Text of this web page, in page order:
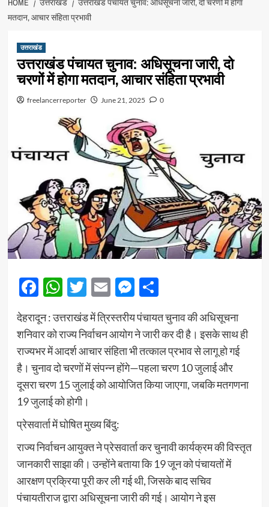
HOME उत्तराखंड
उत्तराखंड पंचायत चुनाव: अधिसूचना जारी, दो चरणों में होगा
मतदान, आचार संहिता प्रभावी
उत्तराखंड
उत्तराखंड पंचायत चुनाव: अधिसूचना जारी, दो
चरणों में होगा मतदान, आचार संहिता प्रभावी
freelancerreporter June 21, 2025 0
Facebook
WhatsApp
Twitter
EmailMessenger
Share
देहरादून : उत्तराखंड में त्रिस्तरीय पंचायत चुनाव की अधिसूचना
शनिवार को राज्य निर्वाचन आयोग ने जारी कर दी है। इसके साथ ही
राज्यभर में आदर्श आचार संहिता भी तत्काल प्रभाव से लागू हो गई
है। चुनाव दो चरणों में संपन्न होंगे—पहला चरण 10 जुलाई और
दूसरा चरण 15 जुलाई को आयोजित किया जाएगा, जबकि मतगणना
19 जुलाई को होगी।
प्रेसवार्ता में घोषित मुख्य बिंदु:
राज्य निर्वाचन आयुक्त ने प्रेसवार्ता कर चुनावी कार्यक्रम की विस्तृत
जानकारी साझा की। उन्होंने बताया कि 19 जून को पंचायतों में
आरक्षण प्रक्रिया पूरी कर ली गई थी, जिसके बाद सचिव
पंचायतीराज द्वारा अधिसूचना जारी की गई। आयोग ने इस